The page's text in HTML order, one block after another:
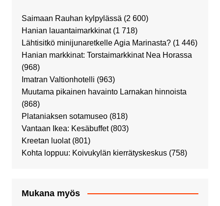
Saimaan Rauhan kylpylässä (2 600)
Hanian lauantaimarkkinat (1 718)
Lähtisitkö minijunaretkelle Agia Marinasta? (1 446)
Hanian markkinat: Torstaimarkkinat Nea Horassa
(968)
Imatran Valtionhotelli (963)
Muutama pikainen havainto Larnakan hinnoista
(868)
Plataniaksen sotamuseo (818)
Vantaan Ikea: Kesäbuffet (803)
Kreetan luolat (801)
Kohta loppuu: Koivukylän kierrätyskeskus (758)
Mukana myös